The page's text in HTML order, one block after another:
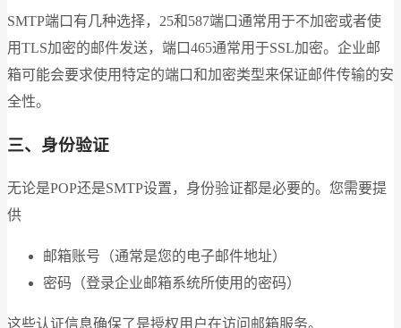
SMTP端口有几种选择，25和587端口通常用于不加密或者使
用TLS加密的邮件发送，端口465通常用于SSL加密。企业邮
箱可能会要求使用特定的端口和加密类型来保证邮件传输的安
全性。
三、身份验证
无论是POP还是SMTP设置，身份验证都是必要的。您需要提
供
邮箱账号（通常是您的电子邮件地址）
密码（登录企业邮箱系统所使用的密码）
这些认证信息确保了是授权用户在访问邮箱服务。